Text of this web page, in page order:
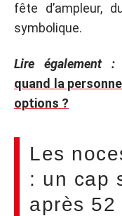
fête d’ampleur,
symbolique.
Lire également :
quand la
options ?
Les
: un cap
après 52